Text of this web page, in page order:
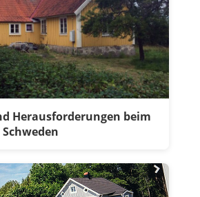
Herausforderungen beim